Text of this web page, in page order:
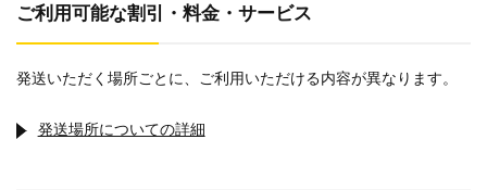
ご利用可能な割引・料金・サービス
発送いただく場所ごとに、ご利用いただける内容が異なります。
発送場所についての詳細